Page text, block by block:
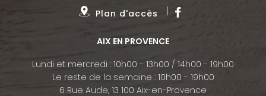
Plan d'accès
AIX EN PROVENCE
Lundi et mercredi : 10h00 - 13h00 / 14h00 - 19h00
Le reste de la semaine : 10h00 - 19h00
6 Rue Aude, 13 100 Aix-en-Provence